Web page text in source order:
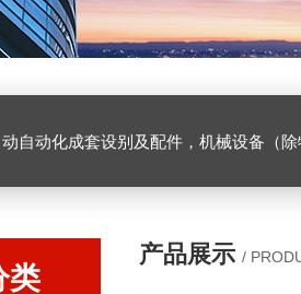
配件，机械设备（除特种设备）及配件制造，加工（以上限分支机构经营），设计，批发，零售，模具，五金制品，工具加工（限分支机构经营），设计，批发，零售。五金交电，金属材料，金属制品，不锈钢制品，建筑材料，钢材，橡塑制品，环保设备，润滑剂，汽车配件，摩托车配件的批发，零售。（企业经营涉及行政许可的，凭许可证件经营）化成套设别及配件，机械设备（除特种设
类
产品展示 /